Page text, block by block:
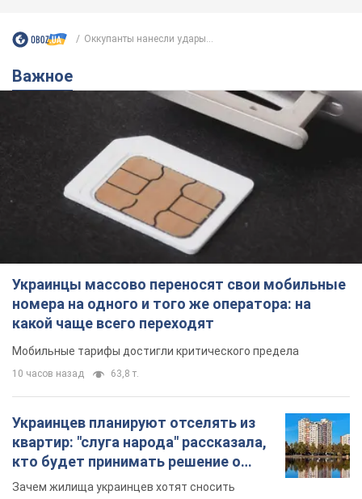
номера на одного и того же оператора: на
какой чаще всего переходят
Мобильные тарифы достигли критического предела
Украинцев планируют отселять из
квартир: "слуга народа" рассказала,
кто будет принимать решение о
Зачем жилища украинцев хотят сносить
11 часов назад 58,4 т.
Украинцы массово покупают
дорогие новые авто: сколько стоит
самая популярная модель
Какие марки авто предпочитают приобретать
11 часов назад 37,6 т.